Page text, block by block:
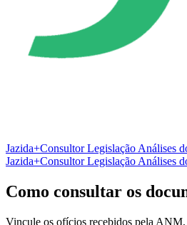
Jazida+ConsultorLegislação Análises
Jazida+ConsultorLegislação Análises
Como consultar os
Vincule os ofícios recebidos pela ANM,